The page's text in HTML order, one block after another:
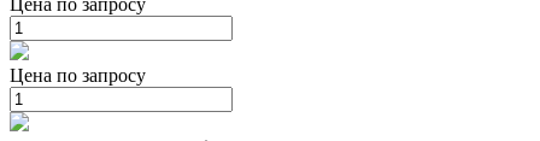
Цена по запросу